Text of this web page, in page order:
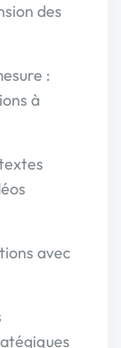
des
:
à
avec